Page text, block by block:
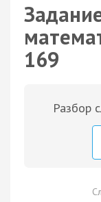
169
Разбор